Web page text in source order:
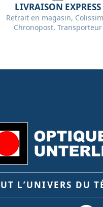
LIVRAISON EXPRESS
Retrait en magasin,
Chronopost, Transporteur
L’UNIVERS DU